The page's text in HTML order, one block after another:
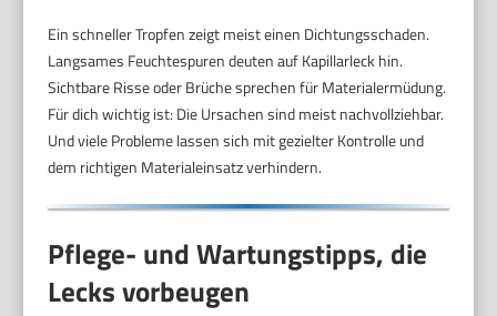
Ein schneller Tropfen zeigt meist einen Dichtungsschaden.
Langsames Feuchtespuren deuten auf Kapillarleck hin.
Sichtbare Risse oder Brüche sprechen für Materialermüdung.
Für dich wichtig ist: Die Ursachen sind meist nachvollziehbar.
Und viele Probleme lassen sich mit gezielter Kontrolle und
dem richtigen Materialeinsatz verhindern.
Pflege- und Wartungstipps, die
Lecks vorbeugen